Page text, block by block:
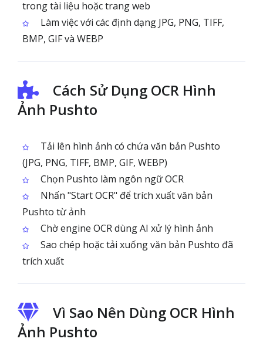
trong tài liệu hoặc trang web
Làm việc với các định dạng JPG, PNG, TIFF,
BMP, GIF và WEBP
Cách Sử Dụng OCR Hình
Ảnh Pushto
Tải lên hình ảnh có chứa văn bản Pushto
(JPG, PNG, TIFF, BMP, GIF, WEBP)
Chọn Pushto làm ngôn ngữ OCR
Nhấn "Start OCR" để trích xuất văn bản
Pushto từ ảnh
Chờ engine OCR dùng AI xử lý hình ảnh
Sao chép hoặc tải xuống văn bản Pushto đã
trích xuất
Vì Sao Nên Dùng OCR Hình
Ảnh Pushto